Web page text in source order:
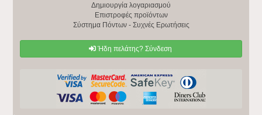
Δημιουργία λογαριασμού
Επιστροφές προϊόντων
Σύστημα Πόντων - Συχνές Ερωτήσεις
Ήδη πελάτης? Σύνδεση